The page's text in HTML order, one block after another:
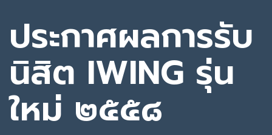
ประกาศผลการรับ
นิสิต IWING รุ่น
ใหม่ ๒๕๕๘